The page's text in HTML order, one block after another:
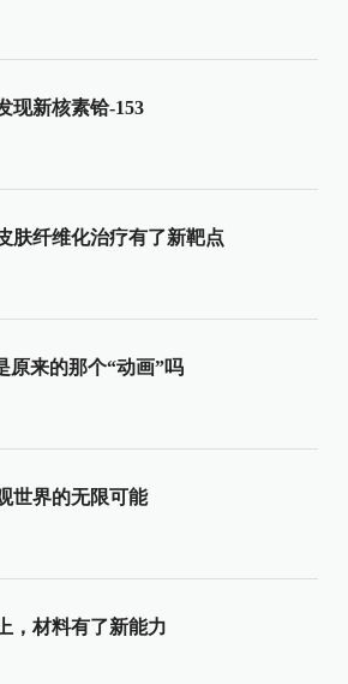
现新核素铪-153
肤纤维化治疗有了新靶点
原来的那个“动画”吗
世界的无限可能
，材料有了新能力